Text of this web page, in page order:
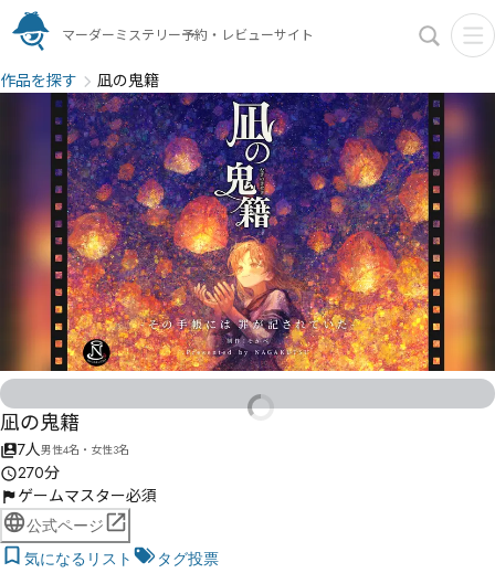
マーダーミステリー予約・レビューサイト
作品を探す 凪の鬼籍
凪の鬼籍
7人男性4名・女性3名
270分
ゲームマスター必須
公式ページ
気になるリスト
タグ投票